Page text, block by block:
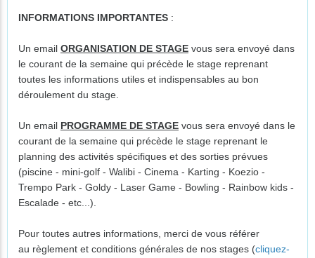
INFORMATIONS IMPORTANTES :
Un email ORGANISATION DE STAGE vous sera envoyé dans
le courant de la semaine qui précède le stage reprenant
toutes les informations utiles et indispensables au bon
déroulement du stage.
Un email PROGRAMME DE STAGE vous sera envoyé dans le
courant de la semaine qui précède le stage reprenant le
planning des activités spécifiques et des sorties prévues
(piscine - mini-golf - Walibi - Cinema - Karting - Koezio -
Trempo Park - Goldy - Laser Game - Bowling - Rainbow kids -
Escalade - etc...).
Pour toutes autres informations, merci de vous référer
au règlement et conditions générales de nos stages (cliquez-